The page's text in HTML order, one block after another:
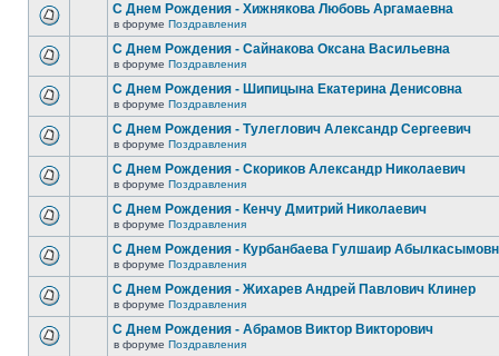
С Днем Рождения - Хижнякова Любовь Аргамаевна
в форуме Поздравления
С Днем Рождения - Сайнакова Оксана Васильевна
в форуме Поздравления
С Днем Рождения - Шипицына Екатерина Денисовна
в форуме Поздравления
С Днем Рождения - Тулеглович Александр Сергеевич
в форуме Поздравления
С Днем Рождения - Скориков Александр Николаевич
в форуме Поздравления
С Днем Рождения - Кенчу Дмитрий Николаевич
в форуме Поздравления
С Днем Рождения - Курбанбаева Гулшаир
в форуме Поздравления
С Днем Рождения - Жихарев Андрей Павлович Клинер
в форуме Поздравления
С Днем Рождения - Абрамов Виктор Викторович
в форуме Поздравления